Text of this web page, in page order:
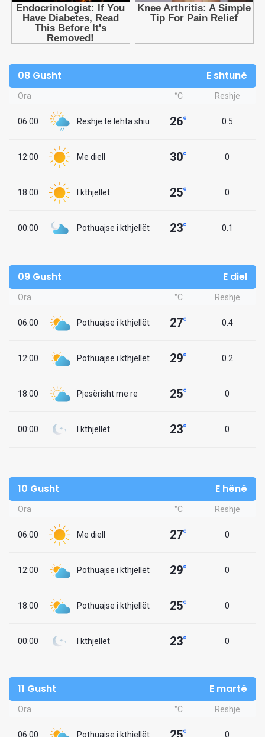
08 Gusht E shtunë
Ora °C Reshje
06:00 Reshje të lehta shiu 26° 0.5
12:00 Me diell 30° 0
18:00 I kthjellët 25° 0
00:00 Pothuajse i kthjellët 23° 0.1
09 Gusht E diel
Ora °C Reshje
06:00 Pothuajse i kthjellët 27° 0.4
12:00 Pothuajse i kthjellët 29° 0.2
18:00 Pjesërisht me re 25° 0
00:00 I kthjellët 23° 0
10 Gusht E hënë
Ora °C Reshje
06:00 Me diell 27° 0
12:00 Pothuajse i kthjellët 29° 0
18:00 Pothuajse i kthjellët 25° 0
00:00 I kthjellët 23° 0
11 Gusht E martë
Ora °C Reshje
06:00 Pothuajse i kthjellët 0